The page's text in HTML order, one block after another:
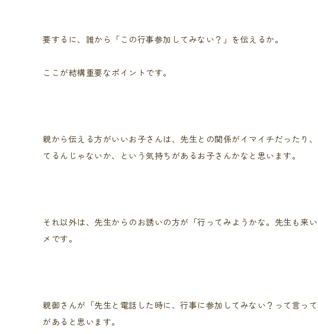
要するに、誰から「この行事参加してみない？」を伝えるか。
ここが結構重要なポイントです。
親から伝える方がいいお子さんは、先生との関係がイマイチだったり
てるんじゃないか、という気持ちがあるお子さんかなと思います。
それ以外は、先生からのお誘いの方が「行ってみようかな。先生も来
メです。
親御さんが「先生と電話した時に、行事に参加してみない？って言っ
があると思います。